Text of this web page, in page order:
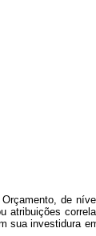
de
sua investidura